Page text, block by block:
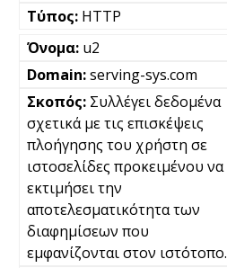
HTTP
u2
serving-sys.com
Συλλέγει δεδομένα
σχετικά με τις επισκέψεις
πλοήγησης του χρήστη σε
ιστοσελίδες προκειμένου να
εκτιμήσει την
αποτελεσματικότητα των
διαφημίσεων που
εμφανίζονται στον ιστότοπο.